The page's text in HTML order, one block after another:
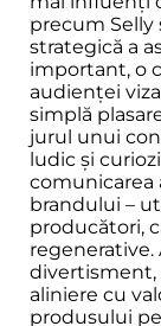
precum Selly
strategică a
important, o
audienței
simplă
jurul unui
ludic și
comunicarea
brandului –
producători,
divertisment,
aliniere cu
produsului